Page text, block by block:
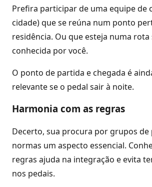
Prefira participar de uma equipe de
cidade) que se reúna num ponto
residência. Ou que esteja numa rota
conhecida por você.
O ponto de partida e chegada é
relevante se o pedal sair à noite.
Harmonia com as regras
Decerto, sua procura por grupos de
normas um aspecto essencial.
regras ajuda na integração e evita
nos pedais.